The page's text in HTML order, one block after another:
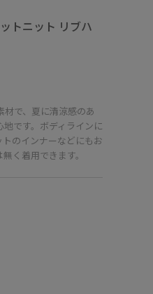
トニット リブハ
で、夏に清涼感のあ
です。ボディラインに
のインナーなどにもお
く着用できます。